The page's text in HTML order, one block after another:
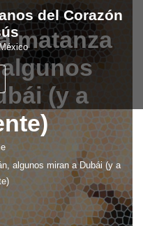
del Corazón
matanza
(y a
algunos miran a Dubái (y a